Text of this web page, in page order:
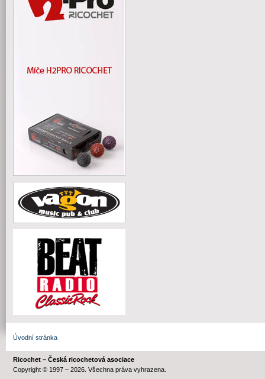
Úvodní stránka
Ricochet – Česká ricochetová asociace
Copyright © 1997 – 2026. Všechna práva vyhrazena.